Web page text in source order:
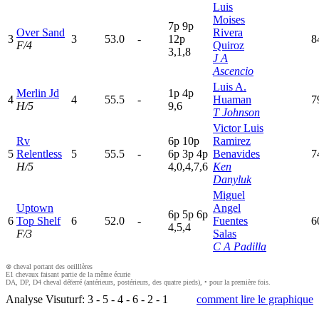
3
Over Sand
F/4
3 53.0 -
7p 9p
12p
3,1,8
Luis
Moises
Rivera
Quiroz
J A
Ascencio
4
Merlin Jd
H/5
4 55.5 -
1p 4p
9,6
Luis A.
Huaman
T Johnson
5
Rv
Relentless
H/5
5 55.5 -
6p 10p
6p 3p 4p
4,0,4,7,6
Victor Luis
Ramirez
Benavides
Ken
Danyluk
6
Uptown
Top Shelf
F/3
6 52.0 -
6p 5p 6p
4,5,4
Miguel
Angel
Fuentes
Salas
C A Padilla
⊗ cheval portant des oeilllères
E1 chevaux faisant partie de la même écurie
DA, DP, D4 cheval déferré (antérieurs, postérieurs, des quatre pieds), • pour la première fois.
Analyse Visuturf: 3 - 5 - 4 - 6 - 2 - 1 comment lire le graphique